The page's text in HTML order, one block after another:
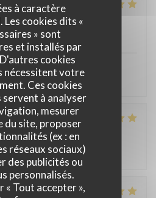
à caractère
Les cookies dits «
» sont
et installés par
cookies
votre
Ces cookies
à analyser
mesurer
du site, proposer
(ex : en
réseaux sociaux)
des publicités ou
personnalisés.
« Tout accepter »,
2
Cuisine : 5/5 Qualité / Prix
de goût et de saveur
3
Cuisine: 5/5 Qualité / Prix